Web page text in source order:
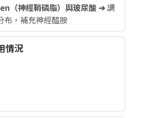
（神經鞘磷脂）與玻尿酸 ➔調
布，補充神經醯胺
情況